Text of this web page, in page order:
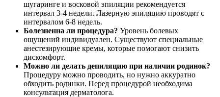
шугаринге и восковой эпиляции рекомендуется
интервал 3-4 недели. Лазерную эпиляцию проводят с
интервалом 6-8 недель.
Болезненна ли процедура? Уровень болевых
ощущений индивидуален. Существуют специальные
анестезирующие кремы, которые помогают снизить
дискомфорт.
Можно ли делать депиляцию при наличии родинок?
Процедуру можно проводить, но нужно аккуратно
обходить родинки. Перед процедурой необходима
консультация дерматолога.